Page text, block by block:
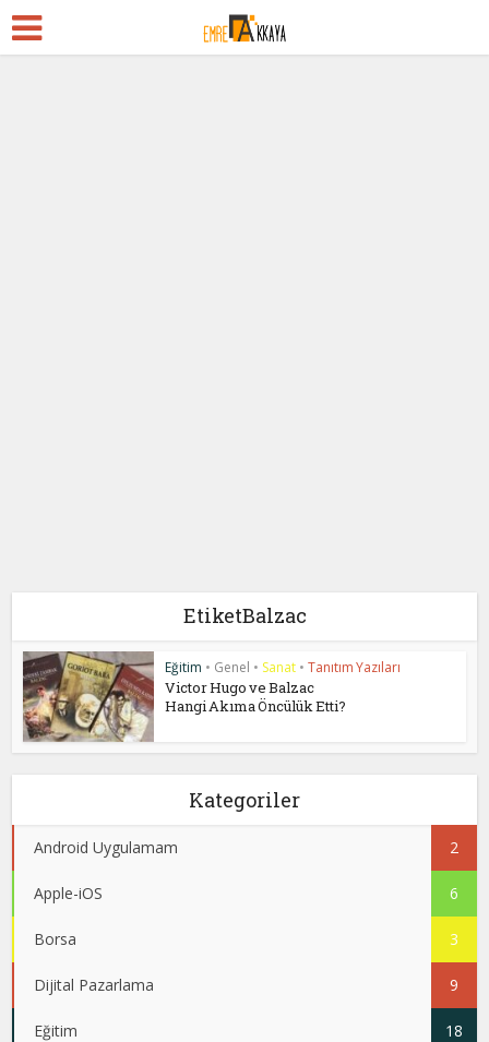
EtiketBalzac
Eğitim • Genel • Sanat • Tanıtım Yazıları
Victor Hugo ve Balzac
Hangi Akıma Öncülük Etti?
Kategoriler
Android Uygulamam 2
Apple-iOS 6
Borsa 3
Dijital Pazarlama 9
Eğitim 18